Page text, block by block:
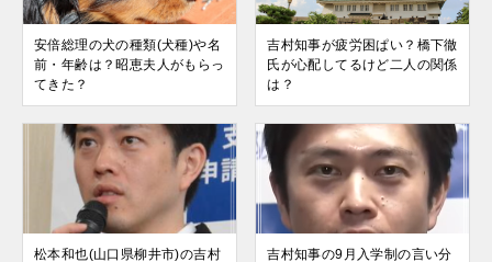
安倍総理の犬の種類(犬種)や名
前・年齢は？昭恵夫人がもらっ
てきた？
吉村知事が疲労困ぱい？橋下徹
氏が心配してるけど二人の関係
は？
松本和也(山口県柳井市)の吉村
吉村知事の9月入学制の言い分